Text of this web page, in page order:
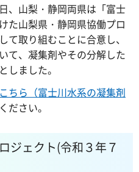
、山梨・静岡両県は「富士
た山梨県・静岡県協働プロ
取り組むことに合意し、
て、凝集剤やその分解した
しました。
こちら（富士川水系の凝集剤
ださい。
ジェクト(令和３年７